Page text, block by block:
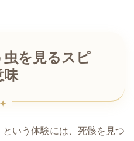
を見るスピ
味
という体験には、死骸を見つ